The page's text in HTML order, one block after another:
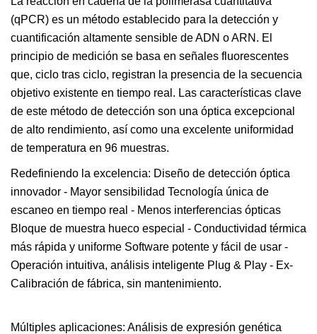
(qPCR) es un método establecido para la detección y
cuantificación altamente sensible de ADN o ARN. El
principio de medición se basa en señales fluorescentes
que, ciclo tras ciclo, registran la presencia de la secuencia
objetivo existente en tiempo real. Las características clave
de este método de detección son una óptica excepcional
de alto rendimiento, así como una excelente uniformidad
de temperatura en 96 muestras.
Redefiniendo la excelencia: Diseño de detección óptica
innovador - Mayor sensibilidad Tecnología única de
escaneo en tiempo real - Menos interferencias ópticas
Bloque de muestra hueco especial - Conductividad térmica
más rápida y uniforme Software potente y fácil de usar -
Operación intuitiva, análisis inteligente Plug & Play - Ex-
Calibración de fábrica, sin mantenimiento.
Múltiples aplicaciones: Análisis de expresión genética